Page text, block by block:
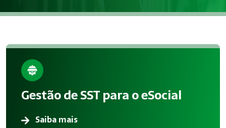
Empresas de todos os portes que possuem empregados
Benefícios da implementação
A aplicação correta de Segurança do Trabalho reduz
Atendimento em Pilar do Sul
A Megatrab atua oferecendo consultoria especializada em
Gestão de SST para o eSocial
Saiba mais